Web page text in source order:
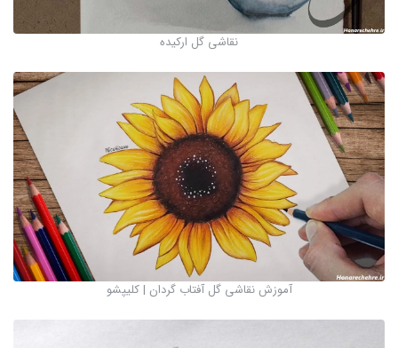
نقاشی گل ارکیده
آموزش نقاشی گل آفتاب گردان | کلیپشو